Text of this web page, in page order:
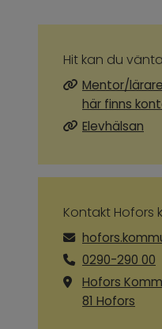
Hit kan du
Mentor/
här finns
Elevhälsan
Kontakt Hofors
0290-290 00
Hofors
81 Hofors